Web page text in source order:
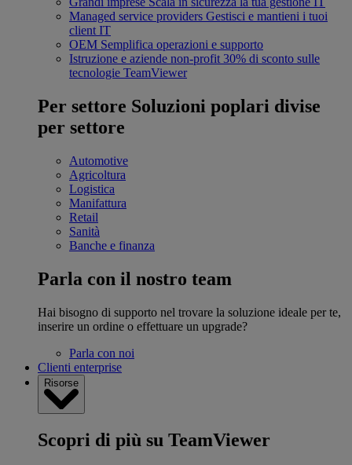
Managed service providers Gestisci e mantieni i tuoi
client IT
OEM Semplifica operazioni e supporto
Istruzione e aziende non-profit 30% di sconto sulle
tecnologie TeamViewer
Per settore Soluzioni poplari divise
per settore
Automotive
Agricoltura
Logistica
Manifattura
Retail
Sanità
Banche e finanza
Parla con il nostro team
Hai bisogno di supporto nel trovare la soluzione ideale per te,
inserire un ordine o effettuare un upgrade?
Parla con noi
Clienti enterprise
Risorse
Scopri di più su TeamViewer